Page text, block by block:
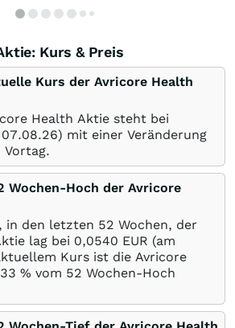
Kurs & Preis
Kurs der Avricore Health
Health Aktie steht bei
07.08.26) mit einer Veränderung
Vortag.
Wochen-Hoch der Avricore
in den letzten 52 Wochen, der
lag bei 0,0540 EUR (am
Kurs ist die Avricore
% vom 52 Wochen-Hoch